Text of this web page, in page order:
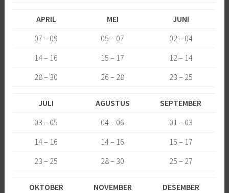
APRIL MEI
JUNI
07 – 09
05 – 07
02 – 04
14 – 16
15 – 17
12 – 14
28 – 30
26 – 28 23 – 25
JULI AGUSTUS
SEPTEMBER
03 – 05
04 – 06
01 – 03
14 – 16
14 – 16
15 – 17
23 – 25
28 – 30 25 – 27
OKTOBER NOVEMBER
DESEMBER